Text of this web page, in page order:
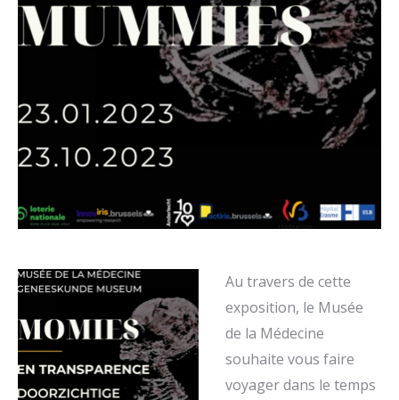
Au travers de cette
exposition, le Musée
de la Médecine
souhaite vous faire
voyager dans le temps